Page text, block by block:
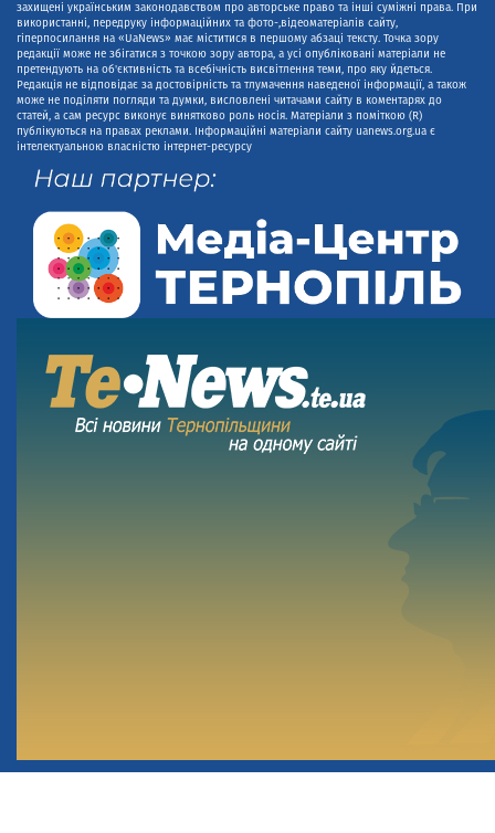
захищені українським законодавством про авторське право та інші суміжні права. При
використанні, передруку інформаційних та фото-,відеоматеріалів сайту,
гіперпосилання на «UaNews» має міститися в першому абзаці тексту. Точка зору
редакції може не збігатися з точкою зору автора, а усі опубліковані матеріали не
претендують на об'єктивність та всебічність висвітлення теми, про яку йдеться.
Редакція не відповідає за достовірність та тлумачення наведеної інформації, а також
може не поділяти погляди та думки, висловлені читачами сайту в коментарях до
статей, а сам ресурс виконує винятково роль носія. Матеріали з поміткою (R)
публікуються на правах реклами. Інформаційні матеріали сайту uanews.org.ua є
інтелектуальною власністю інтернет-ресурсу